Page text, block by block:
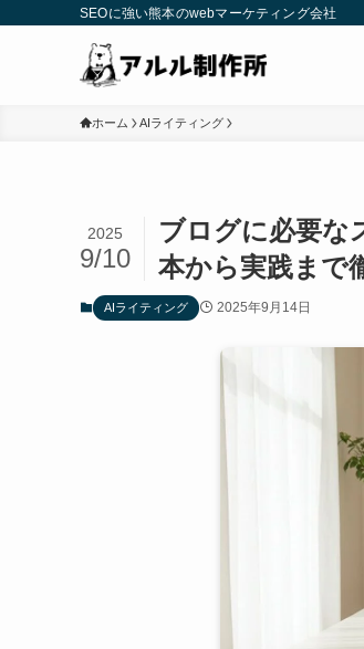
SEOに強い熊本のwebマーケティング会社
ホーム AIライティング
ブログに必要な
本から実践まで
2025
9/10
AIライティング 2025年9月14日